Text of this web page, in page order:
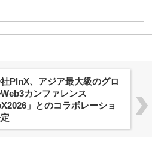
PlnX、アジア最大級のグロ
カンファレンス
」とのコラボレーショ